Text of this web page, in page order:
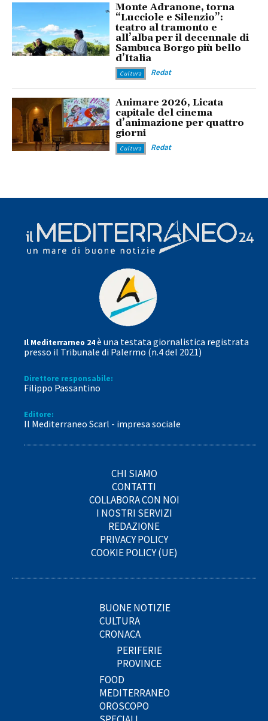
Monte Adranone, torna
“Lucciole e Silenzio”:
teatro al tramonto e
all’alba per il decennale di
Sambuca Borgo più bello
d’Italia
Cultura Redat
Animare 2026, Licata
capitale del cinema
d’animazione per quattro
giorni
Cultura Redat
Il Mediterrarneo 24è una testata giornalistica registrata
presso il Tribunale di Palermo (n.4 del 2021)
Direttore responsabile:
Filippo Passantino
Editore:
Il Mediterraneo Scarl - impresa sociale
CHI SIAMO
CONTATTI
COLLABORA CON NOI
I NOSTRI SERVIZI
REDAZIONE
PRIVACY POLICY
COOKIE POLICY (UE)
BUONE NOTIZIE
CULTURA
CRONACA
PERIFERIE
PROVINCE
FOOD
MEDITERRANEO
OROSCOPO